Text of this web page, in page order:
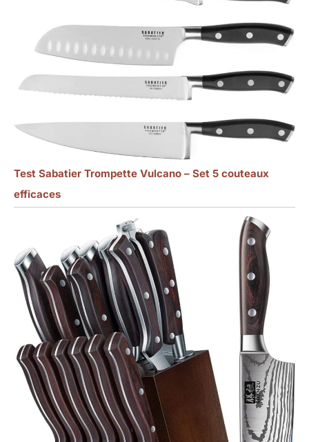
Test Sabatier Trompette Vulcano – Set 5 couteaux
efficaces